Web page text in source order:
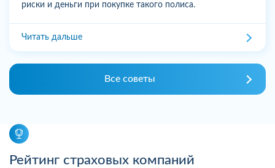
риски и деньги при покупке такого полиса.
Читать дальше
Все советы
Рейтинг страховых компаний